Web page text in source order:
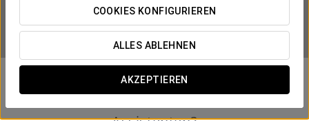
COOKIES KONFIGURIEREN
ALLES ABLEHNEN
AKZEPTIEREN
WANN MÖCHTEN SIE REISEN?
 